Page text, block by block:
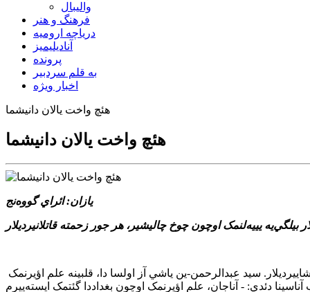
والیبال
فرهنگ و هنر
دریاچه ارومیه
آنادیلیمیز
پرونده
به قلم سردبیر
اخبار ویژه
هئچ واخت يالان دانيشما
هئچ واخت يالان دانيشما
يازان: ائراي گووه‌نج